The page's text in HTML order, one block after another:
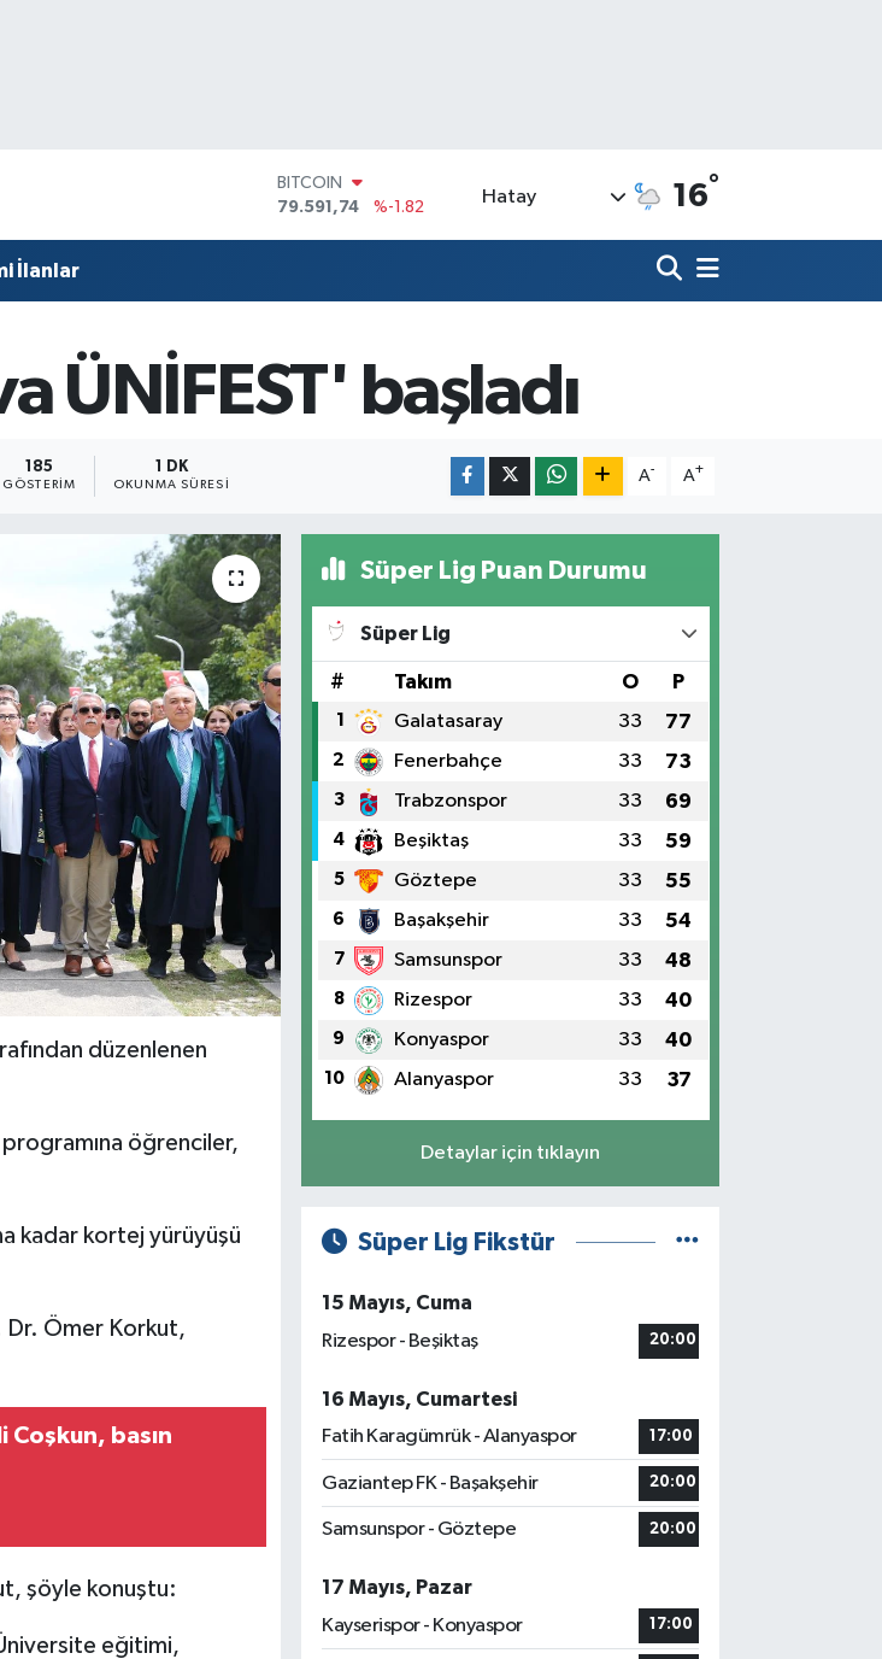
DOLAR
45,43620
%0.02
61,60380
%0.18
BİST100
14.598,00
%0
Hatay 16°
İlanlar
ÜNİFEST' başladı
185
GÖSTERIM
1 DK
OKUNMA SÜRESI
A- A+
düzenlenen
öğrenciler,
kadar kortej yürüyüşü
Dr. Ömer Korkut,
Coşkun, basın
şöyle konuştu:
eğitimi,
Süper Lig Puan Durumu
Süper Lig
# Takım O P
1 Galatasaray 33 77
2 Fenerbahçe 33 73
3 Trabzonspor 33 69
4 Beşiktaş 33 59
5 Göztepe 33 55
6 Başakşehir 33 54
7 Samsunspor 33 48
8 Rizespor 33 40
9 Konyaspor 33 40
10 Alanyaspor 33 37
Detaylar için tıklayın
Süper Lig Fikstür
15 Mayıs, Cuma
Rizespor - Beşiktaş
20:00
16 Mayıs, Cumartesi
Fatih Karagümrük - Alanyaspor
17:00
Gaziantep FK - Başakşehir 20:00
Samsunspor - Göztepe 20:00
17 Mayıs, Pazar
Kayserispor - Konyaspor
17:00